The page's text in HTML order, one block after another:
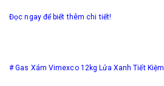
Đọc ngay để biết thêm chi tiết!
# Gas Xám Vimexco 12kg Lửa Xanh Tiết Kiệm